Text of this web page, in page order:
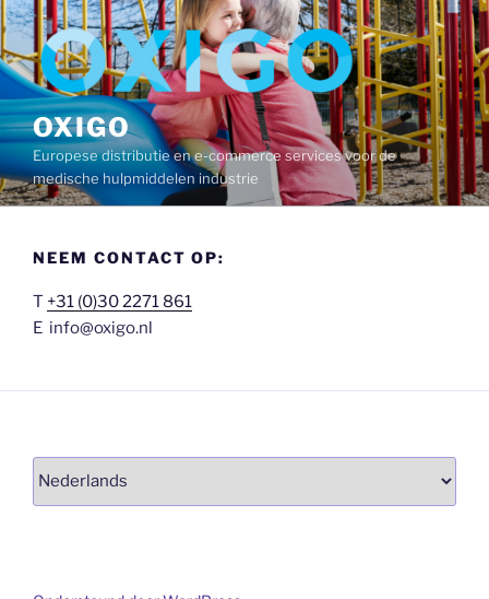
Ga
naar
de
inhoud
OXIGO
Europese distributie en e-commerce services voor de
medische hulpmiddelen industrie
NEEM CONTACT OP:
T +31 (0)30 2271 861
E info@oxigo.nl